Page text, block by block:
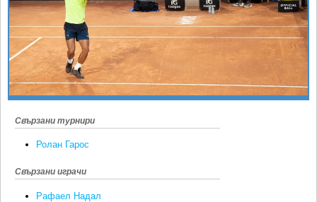
КЛУБОВЕ
БЛОГ
ВИДЕО
ЖЪЛТО
РАКЕТНИ
Спорт&Фитнес
Други
Любители
Свързани турнири
Ролан Гарос
Свързани играчи
Рафаел Надал